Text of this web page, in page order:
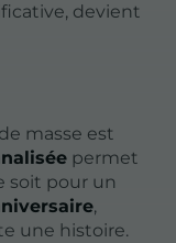
devient
masse est
permet
soit pour un
,
une histoire.